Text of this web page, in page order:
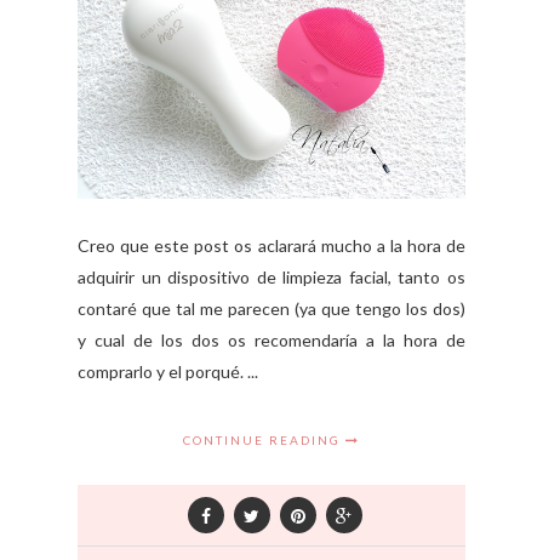
Creo que este post os aclarará mucho a la hora de
adquirir un dispositivo de limpieza facial, tanto os
contaré que tal me parecen (ya que tengo los dos)
y cual de los dos os recomendaría a la hora de
comprarlo y el porqué. ...
CONTINUE READING